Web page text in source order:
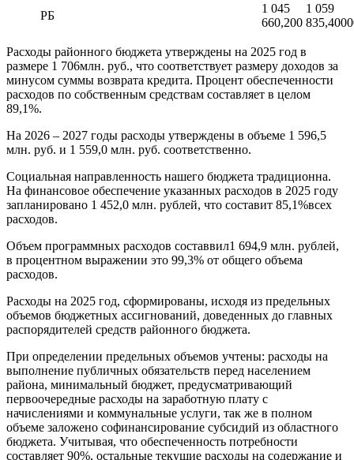
РБ
1 045
660,200
1 059
Расходы районного бюджета утверждены на 2025 год в
размере 1 706млн. руб., что соответствует размеру доходов за
минусом суммы возврата кредита. Процент обеспеченности
расходов по собственным средствам составляет в целом
89,1%.
На 2026 – 2027 годы расходы утверждены в объеме 1 596,5
млн. руб. и 1 559,0 млн. руб. соответственно.
Социальная направленность нашего бюджета традиционна.
На финансовое обеспечение указанных расходов в 2025 году
запланировано 1 452,0 млн. рублей, что составит 85,1%всех
расходов.
Объем программных расходов составвил1 694,9 млн. рублей,
в процентном выражении это 99,3% от общего объема
расходов.
Расходы на 2025 год, сформированы, исходя из предельных
объемов бюджетных ассигнований, доведенных до главных
распорядителей средств районного бюджета.
При определении предельных объемов учтены: расходы на
выполнение публичных обязательств перед населением
района, минимальный бюджет, предусматривающий
первоочередные расходы на заработную плату с
начислениями и коммунальные услуги, так же в полном
объеме заложено софинансирование субсидий из областного
бюджета. Учитывая, что обеспеченность потребности
составляет 90%, остальные текущие расходы на содержание и